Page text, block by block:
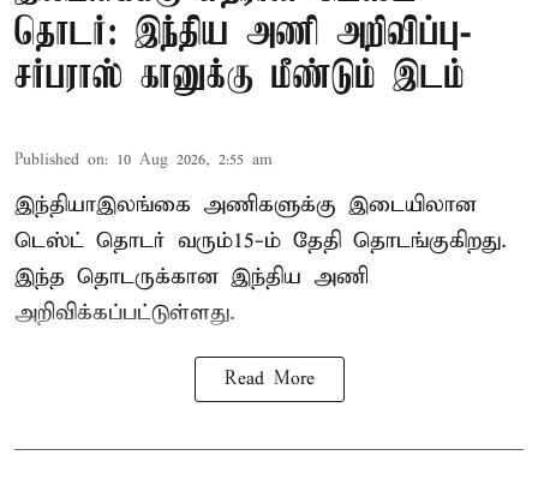
தொடர்: இந்திய அணி அறிவிப்பு-
சர்பராஸ் கானுக்கு மீண்டும் இடம்
Published on: 10 Aug 2026, 2:55 am
இந்தியா–இலங்கை அணிகளுக்கு இடையிலான
டெஸ்ட் தொடர் வரும்15-ம் தேதி தொடங்குகிறது.
இந்த தொடருக்கான இந்திய அணி
அறிவிக்கப்பட்டுள்ளது.
Read More